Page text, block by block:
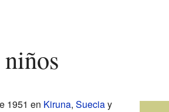
niños
1951 en Kiruna, Sueciay